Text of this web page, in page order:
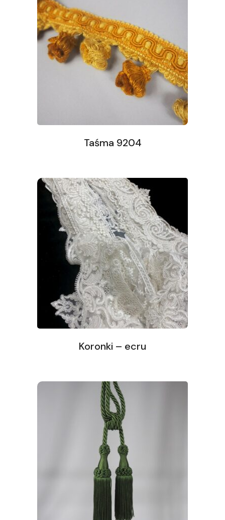
Taśma 9204
Koronki – ecru